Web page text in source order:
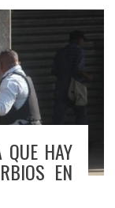
QUE HAY
EN